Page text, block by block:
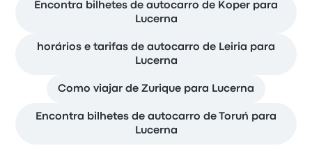
Encontra bilhetes de autocarro de Koper para
Lucerna
horários e tarifas de autocarro de Leiria para
Lucerna
Como viajar de Zurique para Lucerna
Encontra bilhetes de autocarro de Toruń para
Lucerna